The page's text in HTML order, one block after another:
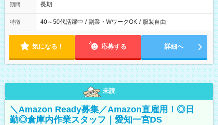
期間 長期
特徴 40～50代活躍中 / 副業・WワークOK / 服装自由
気になる！ 応募する 詳細へ
未読
＼Amazon Ready募集／Amazon直雇用！◎日
勤◎倉庫内作業スタッフ｜愛知一宮DS